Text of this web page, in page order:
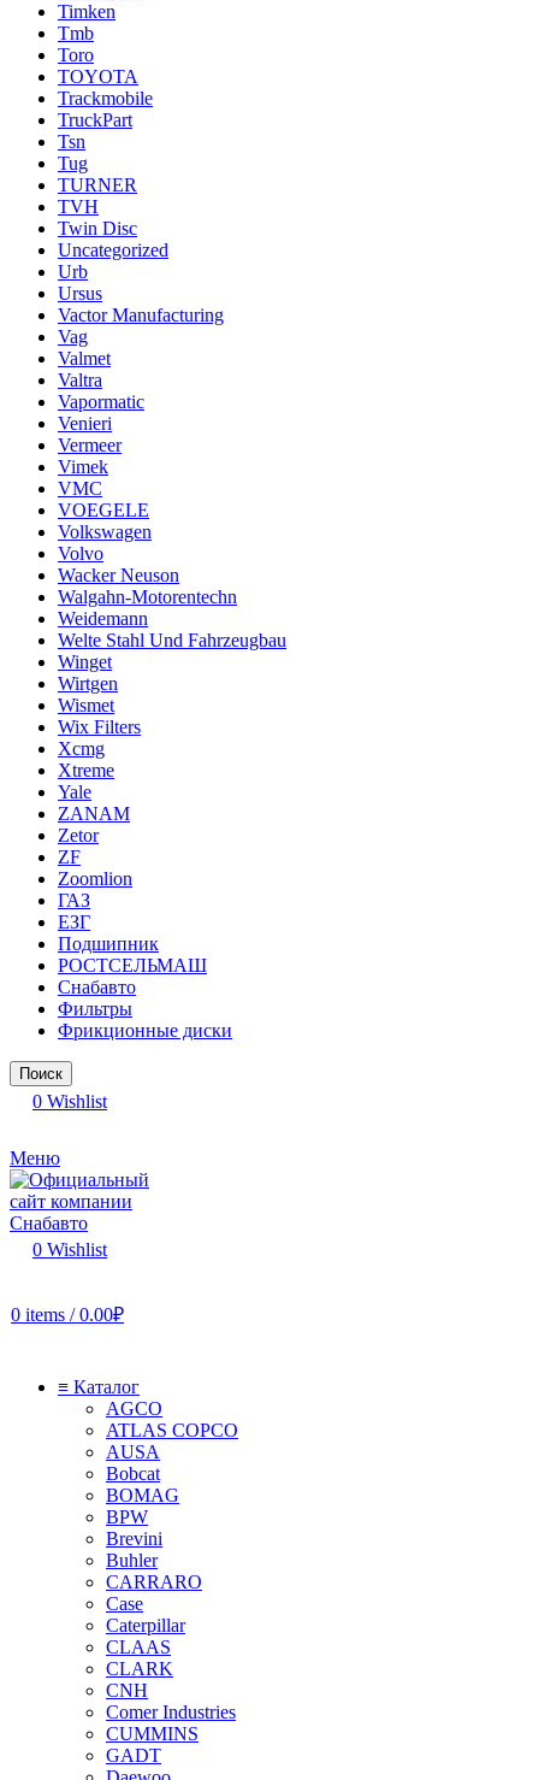
Timken
Tmb
Toro
TOYOTA
Trackmobile
TruckPart
Tsn
Tug
TURNER
TVH
Twin Disc
Uncategorized
Urb
Ursus
Vactor Manufacturing
Vag
Valmet
Valtra
Vapormatic
Venieri
Vermeer
Vimek
VMC
VOEGELE
Volkswagen
Volvo
Wacker Neuson
Walgahn-Motorentechn
Weidemann
Welte Stahl Und Fahrzeugbau
Winget
Wirtgen
Wismet
Wix Filters
Xcmg
Xtreme
Yale
ZANAM
Zetor
ZF
Zoomlion
ГАЗ
ЕЗГ
Подшипник
РОСТСЕЛЬМАШ
Снабавто
Фильтры
Фрикционные диски
Поиск
0 Wishlist
Меню
0 Wishlist
0 items / 0.00₽
≡ Каталог
AGCO
ATLAS COPCO
AUSA
Bobcat
BOMAG
BPW
Brevini
Buhler
CARRARO
Case
Caterpillar
CLAAS
CLARK
CNH
Comer Industries
CUMMINS
GADT